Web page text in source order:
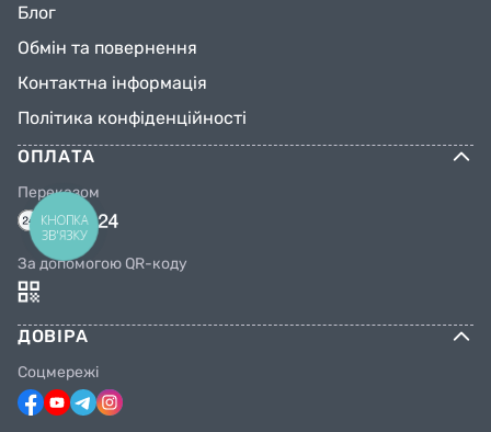
Блог
Обмін та повернення
Контактна інформація
Політика конфіденційності
ОПЛАТА
Переказом
За допомогою QR-коду
ДОВІРА
Соцмережі
КНОПКА
ЗВ'ЯЗКУ